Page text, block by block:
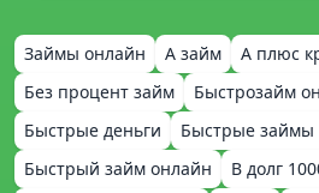
Займы онлайн А займ А плюс
Без процент займ
Быстрозайм
Быстрые деньги
Быстрые займы
Быстрый займ онлайн
В долг